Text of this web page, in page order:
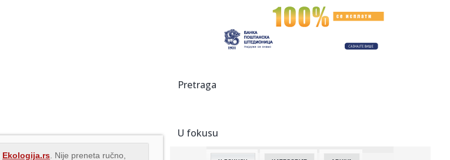
Ekologija.rs . Nije preneta ručno,
Zatvara se put Gaj–Kajtasovo, saobraćaj se preusmerava
10:58:Берза винила, компакт-дискова, ...
Šta donosi...
10:57:
Pretraga
U fokusu